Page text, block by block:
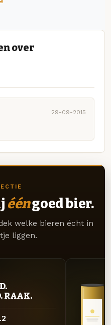
over
29-09-2015
ééngoed bier.
welke bieren écht in
liggen.
RAAK.